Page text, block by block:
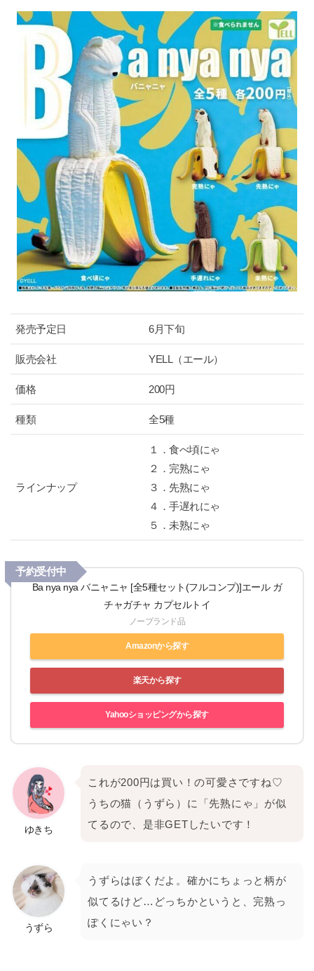
発売予定日 6月下旬
販売会社 YELL（エール）
価格 200円
種類 全5種
ラインナップ
１．食べ頃にゃ
２．完熟にゃ
３．先熟にゃ
４．手遅れにゃ
５．未熟にゃ
Ba nya nya バニャニャ [全5種セット(フルコンプ)]エール ガ
チャガチャ カプセルトイ
ノーブランド品
Amazonから探す
楽天から探す
Yahooショッピングから探す
予約受付中
ゆきち
これが200円は買い！の可愛さですね♡
うちの猫（うずら）に「先熟にゃ」が似
てるので、是非GETしたいです！
うずら
うずらはぼくだよ。確かにちょっと柄が
似てるけど…どっちかというと、完熟っ
ぽくにゃい？